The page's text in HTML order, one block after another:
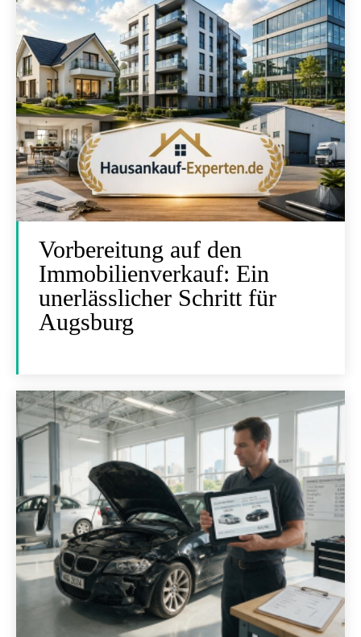
Vorbereitung auf den
Immobilienverkauf: Ein
unerlässlicher Schritt für
Augsburg